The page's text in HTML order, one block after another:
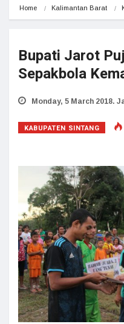
Home Kalimantan Barat
Bupati Jarot
Sepakbola
Monday, 5 March 2018.
KABUPATEN SINTANG